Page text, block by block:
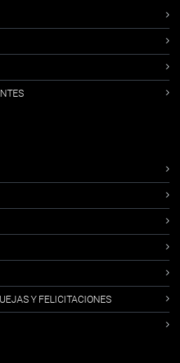
Y FELICITACIONES